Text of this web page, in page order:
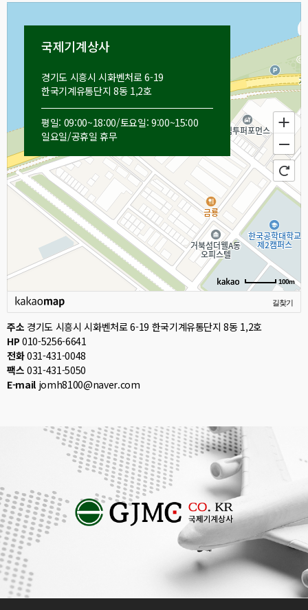
국제기계상사
경기도 시흥시 시화벤처로 6-19
한국기계유통단지 8동 1,2호
평일: 09:00~18:00/토요일: 9:00~15:00
일요일/공휴일 휴무
경기 시흥시 시화벤처로 6-19
100m
길찾기
주소 경기도 시흥시 시화벤처로 6-19 한국기계유통단지 8동 1,2호
HP 010-5256-6641
전화031-431-0048
팩스 031-431-5050
E-mailjomh8100@naver.com